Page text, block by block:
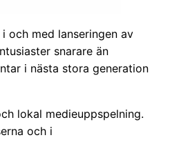
och med lanseringen av
snarare än
i nästa stora generation
lokal medieuppspelning.
och i